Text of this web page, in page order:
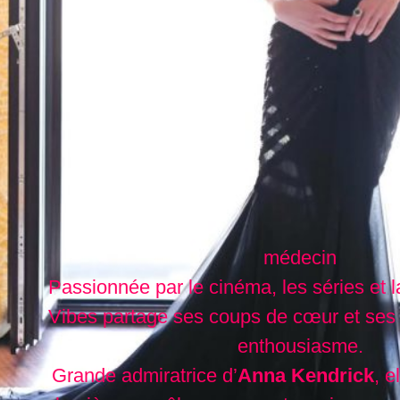
médecin
Passionnée par le cinéma, les séries et
Vibes partage ses coups de cœur et
enthousiasme.
Grande admiratrice d’Anna Kendrick,